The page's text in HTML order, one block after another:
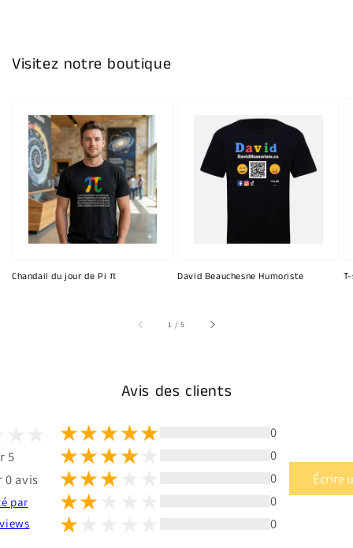
Visitez notre boutique
Chandail du jour de Pi π David Beauchesne Humoriste
1 /sur
5
Avis des clients
5
0 avis
par
0
0
0
0
0
Écrire